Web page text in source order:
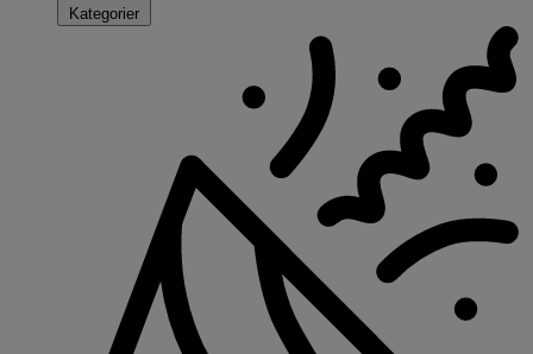
Kategorier